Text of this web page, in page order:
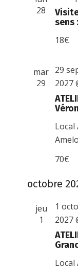
28
sens
18€
mar
29
29
2027
Local
70€
octobre
jeu
1
1
2027
Local